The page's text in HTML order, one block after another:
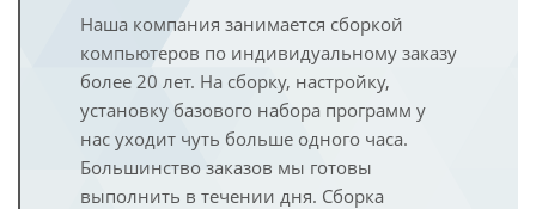
Наша компания занимается сборкой
компьютеров по индивидуальному заказу
более 20 лет. На сборку, настройку,
установку базового набора программ у
нас уходит чуть больше одного часа.
Большинство заказов мы готовы
выполнить в течении дня. Сборка